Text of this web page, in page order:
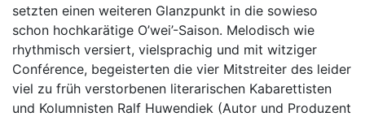
setzten einen weiteren Glanzpunkt in die sowieso
schon hochkarätige O’wei’-Saison. Melodisch wie
rhythmisch versiert, vielsprachig und mit witziger
Conférence, begeisterten die vier Mitstreiter des leider
viel zu früh verstorbenen literarischen Kabarettisten
und Kolumnisten Ralf Huwendiek (Autor und Produzent